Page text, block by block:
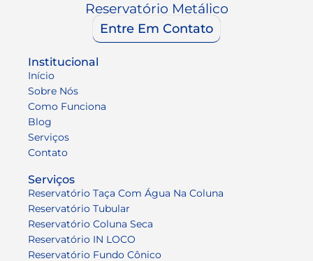
Reservatório Metálico
Entre Em Contato
Institucional
Início
Sobre Nós
Como Funciona
Blog
Serviços
Contato
Serviços
Reservatório Taça Com Água Na Coluna
Reservatório Tubular
Reservatório Coluna Seca
Reservatório IN LOCO
Reservatório Fundo Cônico